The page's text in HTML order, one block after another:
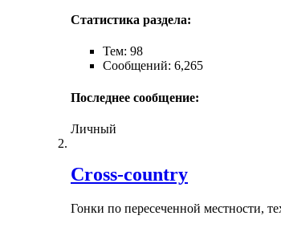
Статистика раздела:
Тем: 98
Сообщений: 6,265
Последнее сообщение:
Личный
Cross-сountry
Гонки по пересеченной местности,